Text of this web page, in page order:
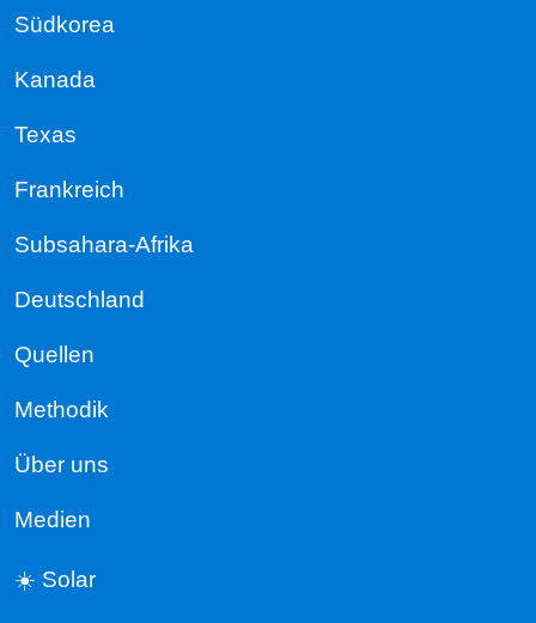
Südkorea
Kanada
Texas
Frankreich
Subsahara-Afrika
Deutschland
Quellen
Methodik
Über uns
Medien
☀️ Solar